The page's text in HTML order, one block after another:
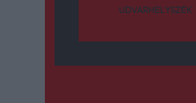
UDVARHELYSZÉK